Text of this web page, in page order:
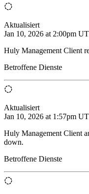
Aktualisiert
Jan 10, 2026 at 2:00pm
Huly Management Client
Betroffene Dienste
Aktualisiert
Jan 10, 2026 at 1:57pm
Huly Management Client
down.
Betroffene Dienste